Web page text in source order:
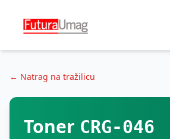
← Natrag na tražilicu
Toner CRG-046